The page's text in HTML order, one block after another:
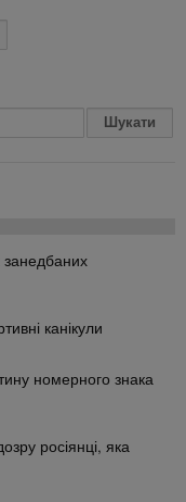
занедбаних
канікули
номерного знака
росіянці, яка